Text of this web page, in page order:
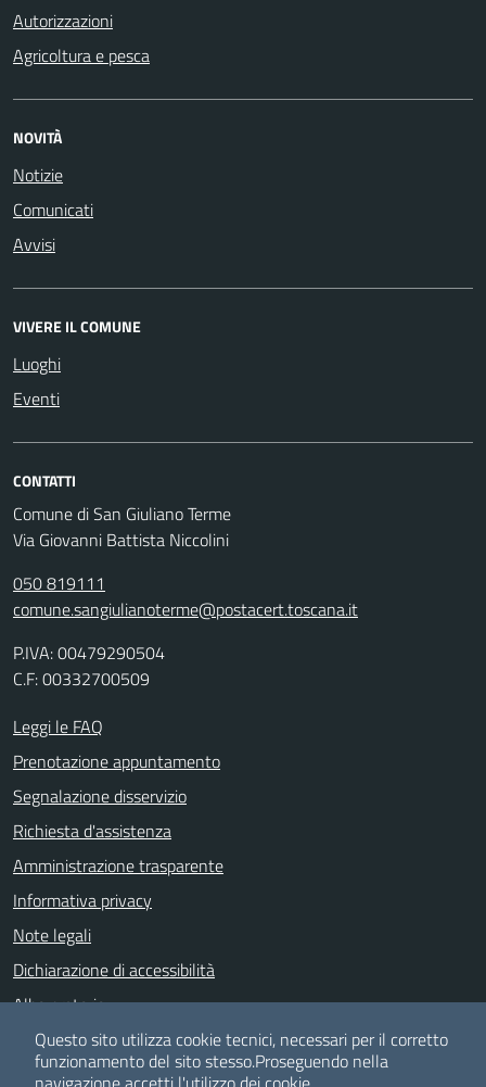
Autorizzazioni
Agricoltura e pesca
NOVITÀ
Notizie
Comunicati
Avvisi
VIVERE IL COMUNE
Luoghi
Eventi
CONTATTI
Comune di San Giuliano Terme
Via Giovanni Battista Niccolini
050 819111
comune.sangiulianoterme@postacert.toscana.it
P.IVA: 00479290504
C.F: 00332700509
Leggi le FAQ
Prenotazione appuntamento
Segnalazione disservizio
Richiesta d'assistenza
Amministrazione trasparente
Informativa privacy
Note legali
Dichiarazione di accessibilità
Albo pretorio
Meccanismo di feedback
Questo sito utilizza cookie tecnici, necessari per il corretto
funzionamento del sito stesso.Proseguendo nella